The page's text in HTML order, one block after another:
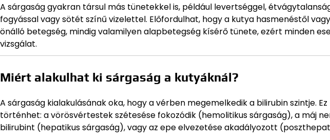
A sárgaság gyakran társul más tünetekkel is, például levertséggel,
fogyással vagy sötét színű vizelettel. Előfordulhat, hogy a kutya hasmenéstől
önálló betegség, mindig valamilyen alapbetegség kísérő tünete, ezért minden
vizsgálat.
Miért alakulhat ki sárgaság a kutyáknál?
A sárgaság kialakulásának oka, hogy a vérben megemelkedik a bilirubin szintje.
történhet: a vörösvértestek szétesése fokozódik (hemolitikus sárgaság), a máj
bilirubint (hepatikus sárgaság), vagy az epe elvezetése akadályozott